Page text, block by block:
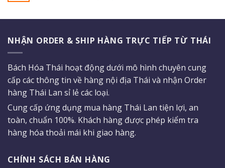
NHẬN ORDER & SHIP HÀNG TRỰC TIẾP TỪ THÁI
Bách Hóa Thái hoạt động dưới mô hình chuyên cung
cấp các thông tin về hàng nội địa Thái và nhận Order
hàng Thái Lan sỉ lẻ các loại.
Cung cấp ứng dụng mua hàng Thái Lan tiện lợi, an
toàn, chuẩn 100%. Khách hàng được phép kiểm tra
hàng hóa thoải mái khi giao hàng.
CHÍNH SÁCH BÁN HÀNG